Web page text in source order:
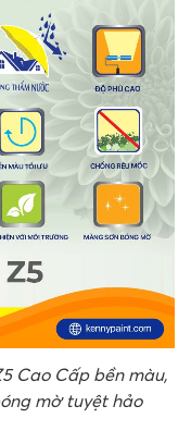
Cao Cấp bền màu,
mờ tuyệt hảo